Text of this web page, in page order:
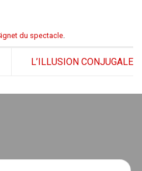
du spectacle.
L’ILLUSION CONJUGALE